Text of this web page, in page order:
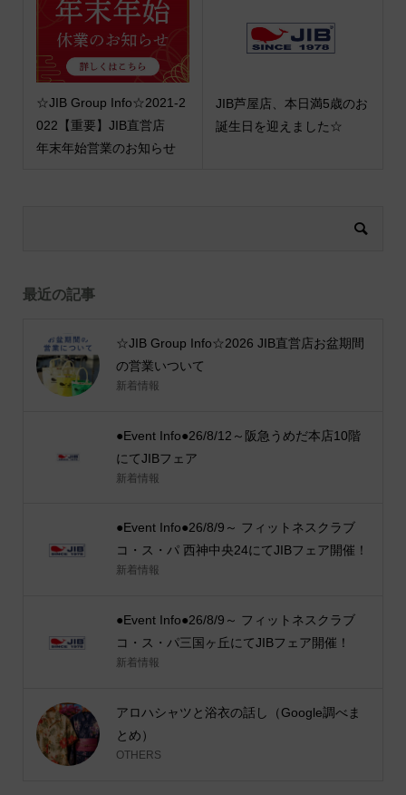
☆JIB Group Info☆2021-2
022【重要】JIB直営店
年末年始営業のお知らせ
JIB芦屋店、本日満5歳のお
誕生日を迎えました☆
最近の記事
☆JIB Group Info☆2026 JIB直営店お盆期間
の営業いついて
新着情報
●Event Info●26/8/12～阪急うめだ本店10階
にてJIBフェア
新着情報
●Event Info●26/8/9～ フィットネスクラブ
コ・ス・パ 西神中央24にてJIBフェア開催！
新着情報
●Event Info●26/8/9～ フィットネスクラブ
コ・ス・パ三国ヶ丘にてJIBフェア開催！
新着情報
アロハシャツと浴衣の話し（Google調べま
とめ）
OTHERS